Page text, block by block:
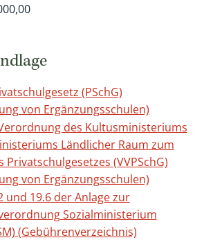
(PSchG)
von Ergänzungsschulen)
des Kultusministeriums
Ländlicher Raum zum
Privatschulgesetzes (VVPSchG)
von Ergänzungsschulen)
und 19.6 der Anlage zur
Sozialministerium
(Gebührenverzeichnis)